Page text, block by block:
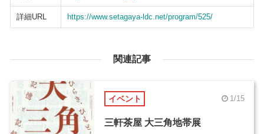
詳細URL https://www.setagaya-ldc.net/program/525/
関連記事
イベント 1/15
三軒茶屋 大三角地帯展